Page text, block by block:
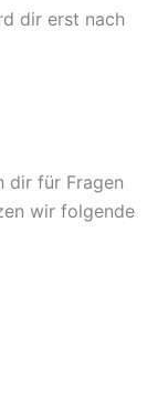
dir erst nach
dir für Fragen
wir folgende